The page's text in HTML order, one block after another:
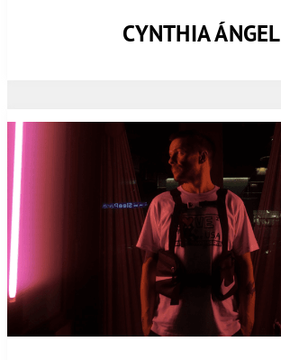
CYNTHIA ÁNGEL